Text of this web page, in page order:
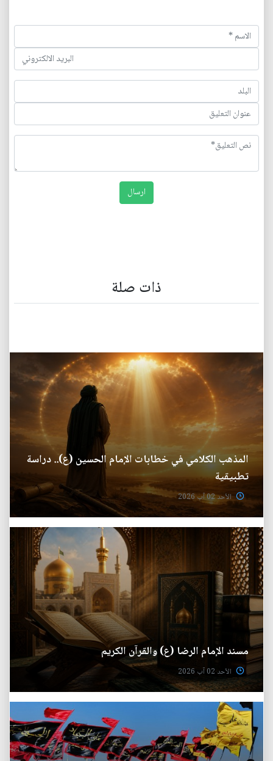
ذات صلة
المذهب الكلامي في خطابات الإمام الحسين (ع).. دراسة
تطبيقية
الأحد 02 آب 2026
مسند الإمام الرضا (ع) والقرآن الكريم
الأحد 02 آب 2026